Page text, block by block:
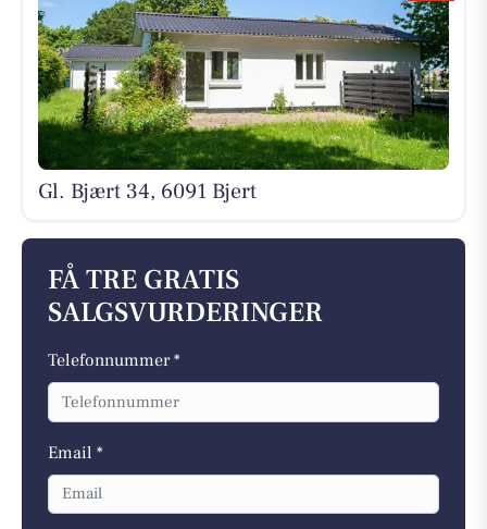
Gl. Bjært 34, 6091 Bjert
FÅ TRE GRATIS
SALGSVURDERINGER
Telefonnummer *
Email *